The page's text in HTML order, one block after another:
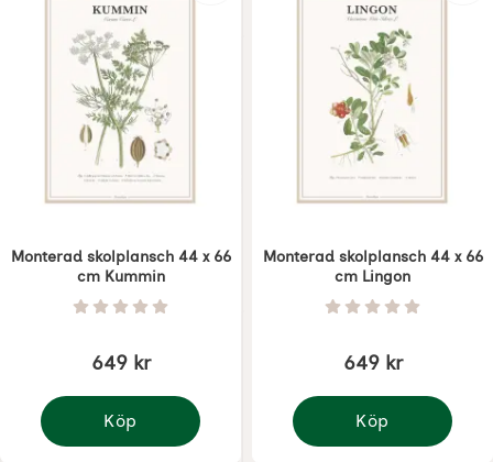
Monterad skolplansch 44 x 66
cm Kummin
Art. nr 7265 Betyg: 0 Stjärnor av 5
649 kr
Köp
Monterad skolplansch 44 x 66 cm Kummin
Monterad skolplansch 44 x 66
cm Lingon
Art. nr 7266 Betyg: 0 Stjärnor
649 kr
Köp
Monterad